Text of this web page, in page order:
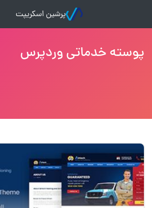
پرشین اسکریپت
پوسته خدماتی وردپرس